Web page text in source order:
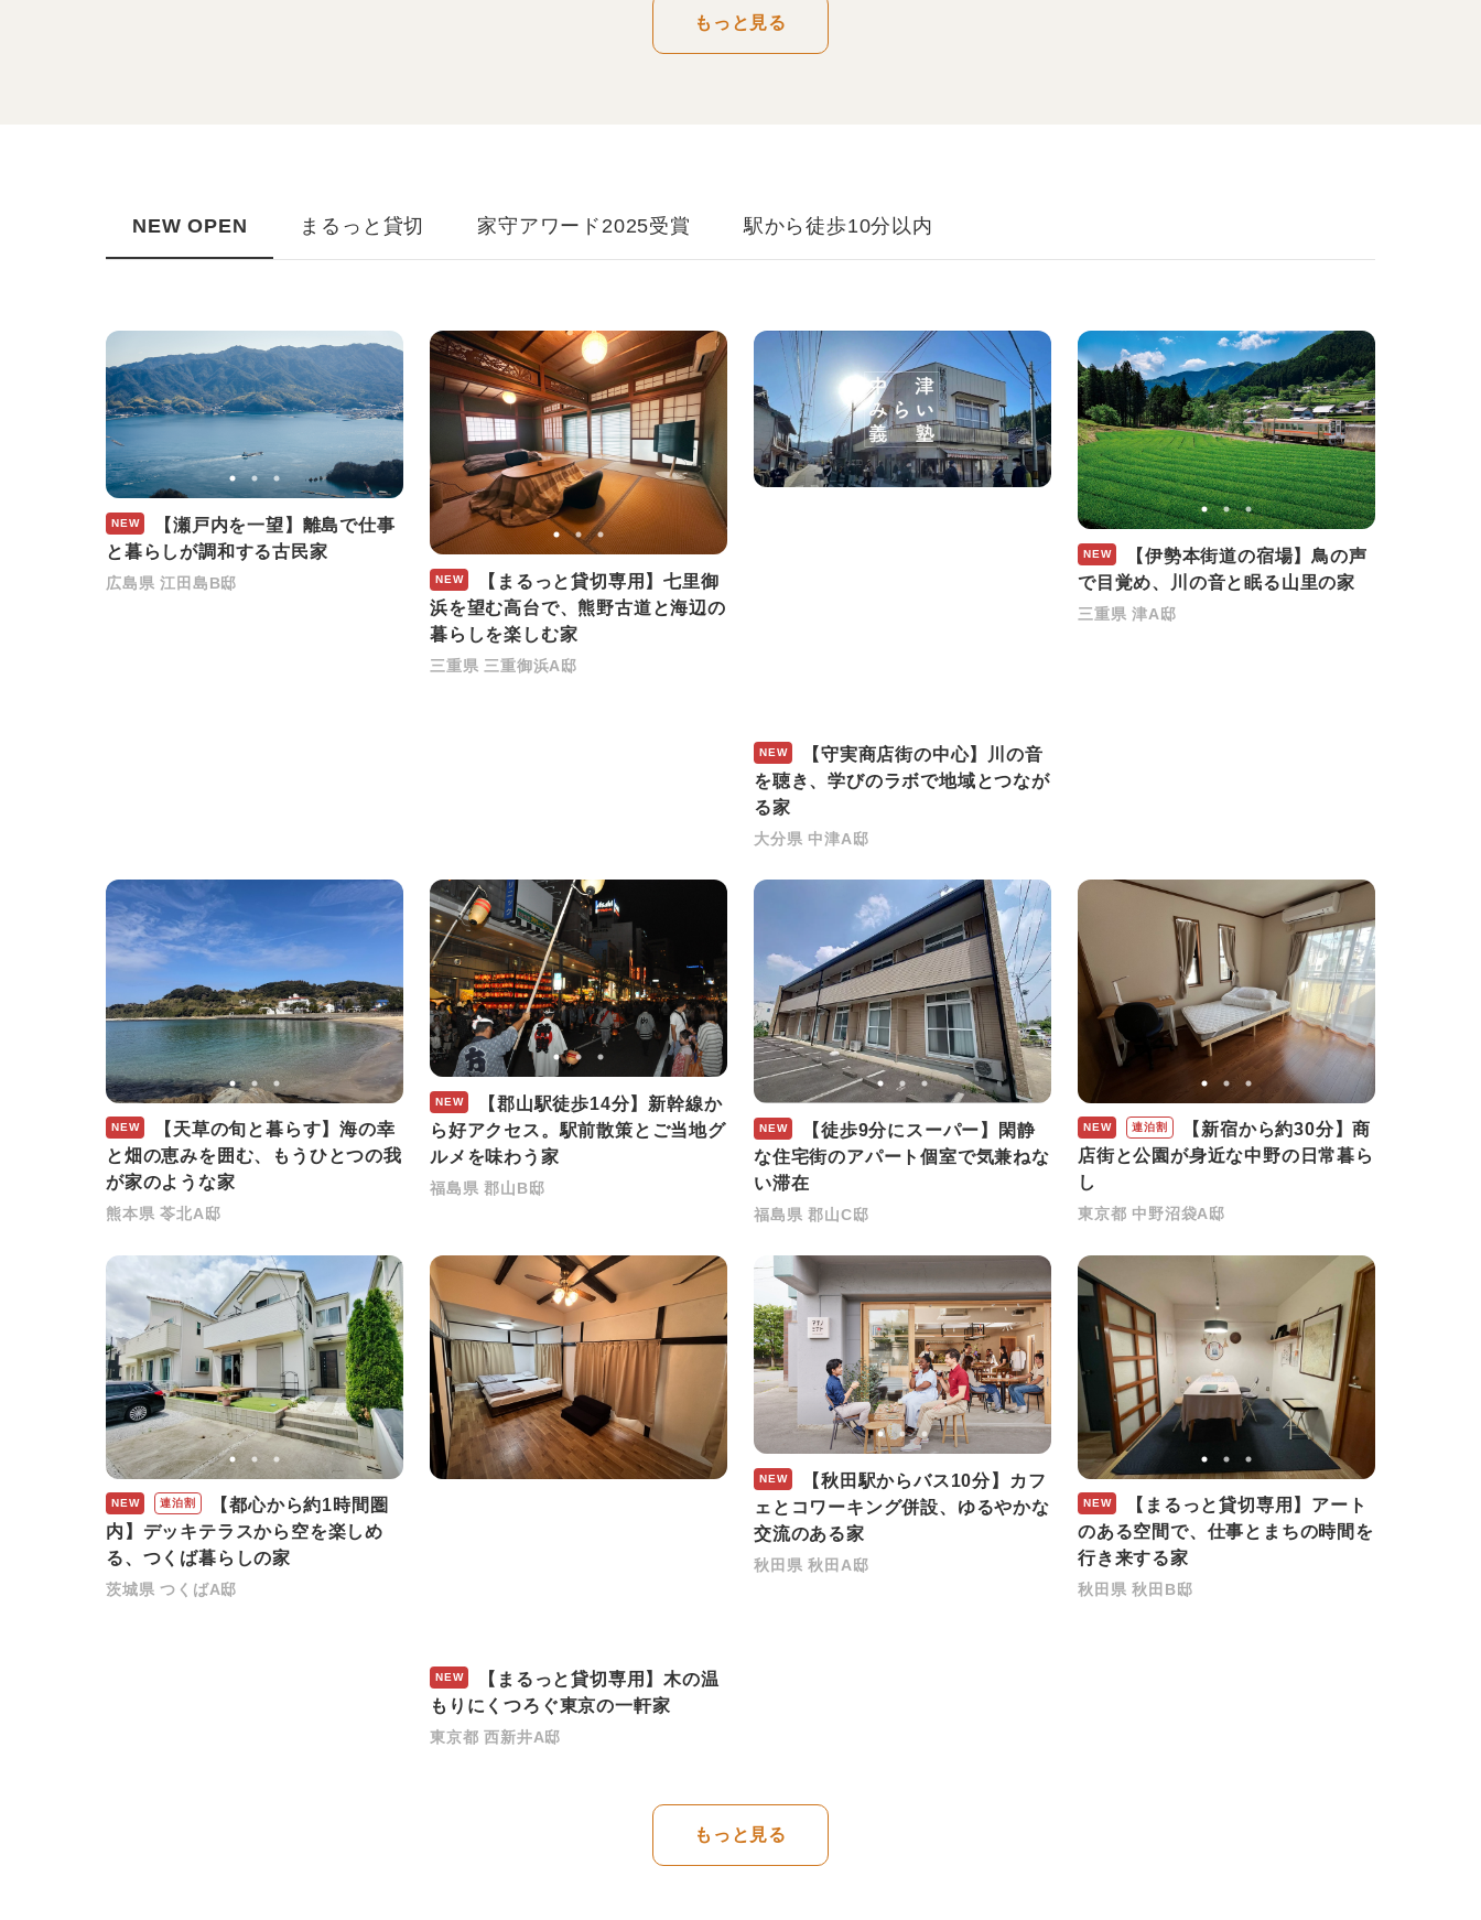
もっと見る
NEW OPEN まるっと貸切 家守アワード2025受賞 駅から徒歩10分以内
NEW
【瀬戸内を一望】離島で仕事
と暮らしが調和する古民家
広島県 江田島B邸 NEW
【まるっと貸切専用】七里御
浜を望む高台で、熊野古道と海辺の
暮らしを楽しむ家
三重県 三重御浜A邸
NEW
【守実商店街の中心】川の音
を聴き、学びのラボで地域とつなが
る家
大分県 中津A邸
NEW
【伊勢本街道の宿場】鳥の声
で目覚め、川の音と眠る山里の家
三重県 津A邸
NEW
【天草の旬と暮らす】海の幸
と畑の恵みを囲む、もうひとつの我
が家のような家
熊本県 苓北A邸
NEW
【郡山駅徒歩14分】新幹線か
ら好アクセス。駅前散策とご当地グ
ルメを味わう家
福島県 郡山B邸
NEW
【徒歩9分にスーパー】閑静
な住宅街のアパート個室で気兼ねな
い滞在
福島県 郡山C邸
NEW 連泊割
【新宿から約30分】商
店街と公園が身近な中野の日常暮ら
し
東京都 中野沼袋A邸
NEW 連泊割
【都心から約1時間圏
内】デッキテラスから空を楽しめ
る、つくば暮らしの家
茨城県 つくばA邸
NEW
【まるっと貸切専用】木の温
もりにくつろぐ東京の一軒家
東京都 西新井A邸
NEW
【秋田駅からバス10分】カフ
ェとコワーキング併設、ゆるやかな
交流のある家
秋田県 秋田A邸
NEW
【まるっと貸切専用】アート
のある空間で、仕事とまちの時間を
行き来する家
秋田県 秋田B邸
もっと見る